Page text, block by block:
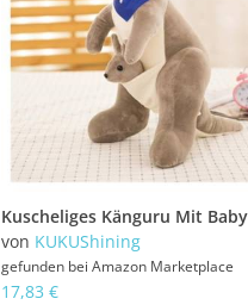
von KUKUShining
gefunden bei Amazon Marketplace
17,83 €